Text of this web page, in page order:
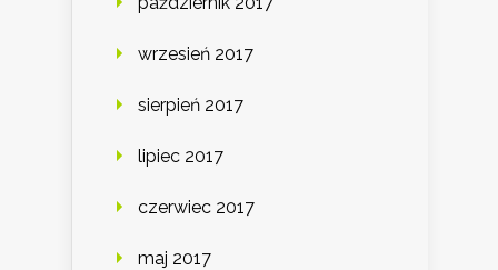
wrzesień 2017
sierpień 2017
lipiec 2017
czerwiec 2017
maj 2017